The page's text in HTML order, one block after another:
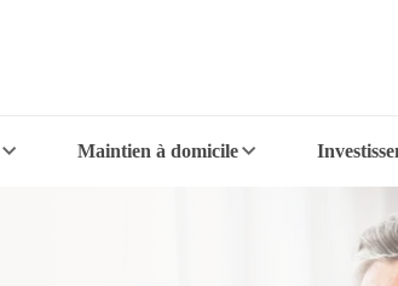
Maintien à domicile